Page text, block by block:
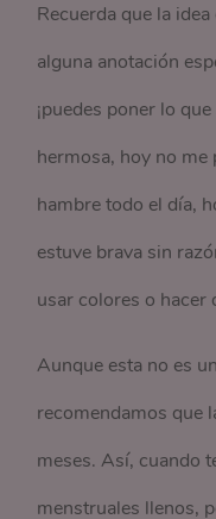
Recuerda que la
alguna anotación
¡puedes poner lo
hermosa, hoy no
hambre todo el día,
estuve brava sin
usar colores o hacer
Aunque esta no es
recomendamos que
meses. Así, cuando
menstruales llenos,